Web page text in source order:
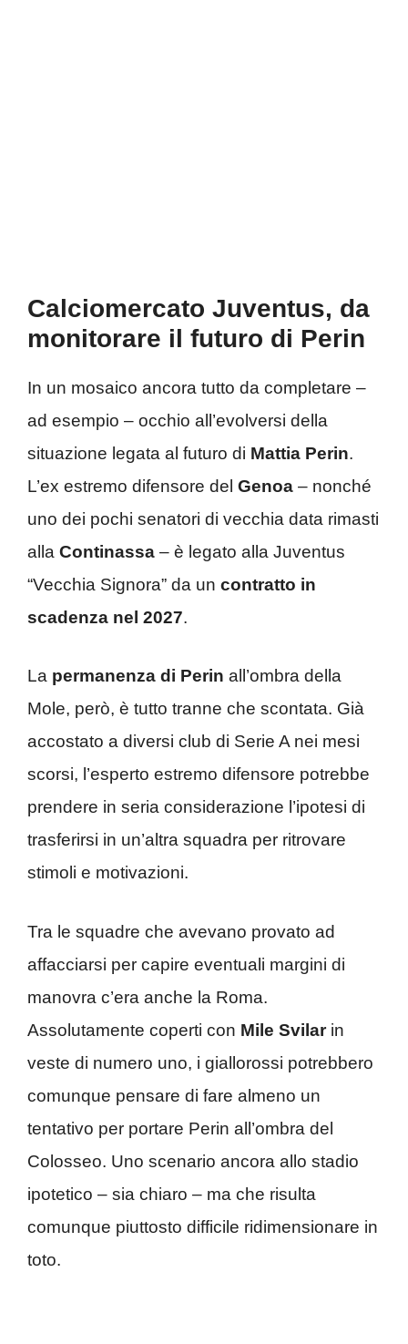
Calciomercato Juventus, da
monitorare il futuro di Perin
In un mosaico ancora tutto da completare –
ad esempio – occhio all’evolversi della
situazione legata al futuro di Mattia Perin.
L’ex estremo difensore del Genoa – nonché
uno dei pochi senatori di vecchia data rimasti
alla Continassa – è legato alla Juventus
“Vecchia Signora” da un contratto in
scadenza nel 2027.
La permanenza di Perin all’ombra della
Mole, però, è tutto tranne che scontata. Già
accostato a diversi club di Serie A nei mesi
scorsi, l’esperto estremo difensore potrebbe
prendere in seria considerazione l’ipotesi di
trasferirsi in un’altra squadra per ritrovare
stimoli e motivazioni.
Tra le squadre che avevano provato ad
affacciarsi per capire eventuali margini di
manovra c’era anche la Roma.
Assolutamente coperti con Mile Svilarin
veste di numero uno, i giallorossi potrebbero
comunque pensare di fare almeno un
tentativo per portare Perin all’ombra del
Colosseo. Uno scenario ancora allo stadio
ipotetico – sia chiaro – ma che risulta
comunque piuttosto difficile ridimensionare in
toto.